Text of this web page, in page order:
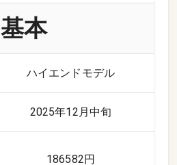
基本
ハイエンドモデル
2025年12月中旬
186582円